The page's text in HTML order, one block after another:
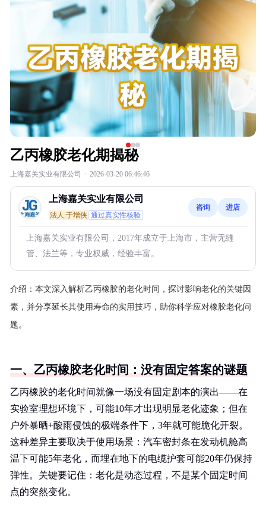
乙丙橡胶老化期揭秘
上海嘉关实业有限公司 · 2026-03-20 06:46:46
上海嘉关实业有限公司
法人:于增侠 通过真实性核验
咨询 进店
上海嘉关实业有限公司，2017年成立于上海市，主营无缝
管、法兰等，专业权威，经验丰富。
介绍： 本文深入解析乙丙橡胶的老化时间，探讨影响老化的关键因
素，并分享延长其使用寿命的实用技巧，助你科学应对橡胶老化问
题。
一、乙丙橡胶老化时间：没有固定答案的谜题
乙丙橡胶的老化时间就像一场没有固定剧本的演出——在
实验室理想环境下，可能10年才出现明显老化迹象；但在
户外暴晒+酸雨侵蚀的极端条件下，3年就可能脆化开裂。
这种差异主要取决于使用场景：汽车密封条在发动机舱高
温下可能5年老化，而埋在地下的电缆护套可能20年仍保持
弹性。关键要记住：老化是动态过程，不是某个固定时间
点的突然变化。